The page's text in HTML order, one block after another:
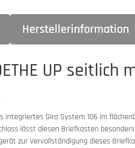
Herstellerinformation
UP seitlich
Gira System 106 im
lässt diesen Briefkasten
zur Vervollständigung dieses